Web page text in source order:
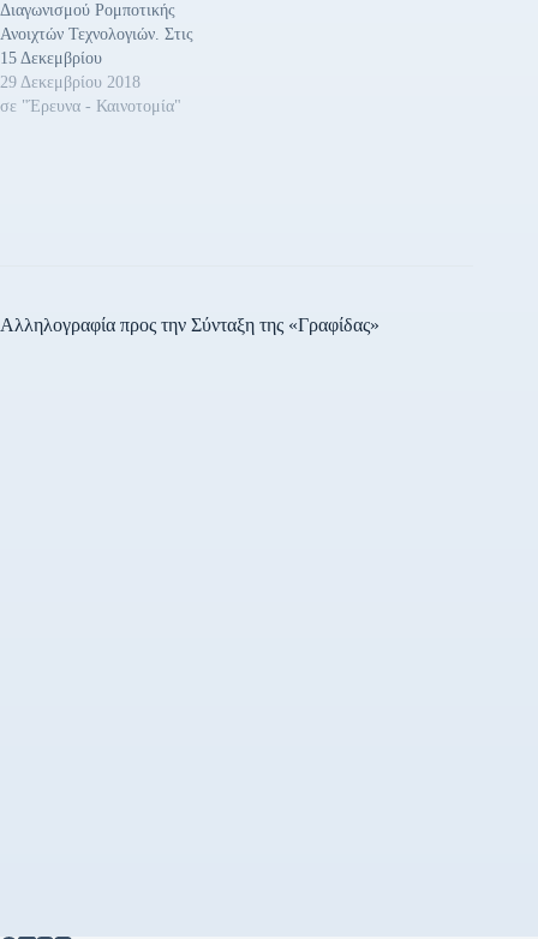
Διαγωνισμού Ρομποτικής
Ανοιχτών Τεχνολογιών. Στις
15 Δεκεμβρίου
ολοκληρώθηκε η περίοδος
υποβολής των αιτήσεων
δευτεροβάθμιας
29 Δεκεμβρίου 2018
σε "Έρευνα - Καινοτομία"
Αλληλογραφία προς την Σύνταξη της «Γραφίδας»